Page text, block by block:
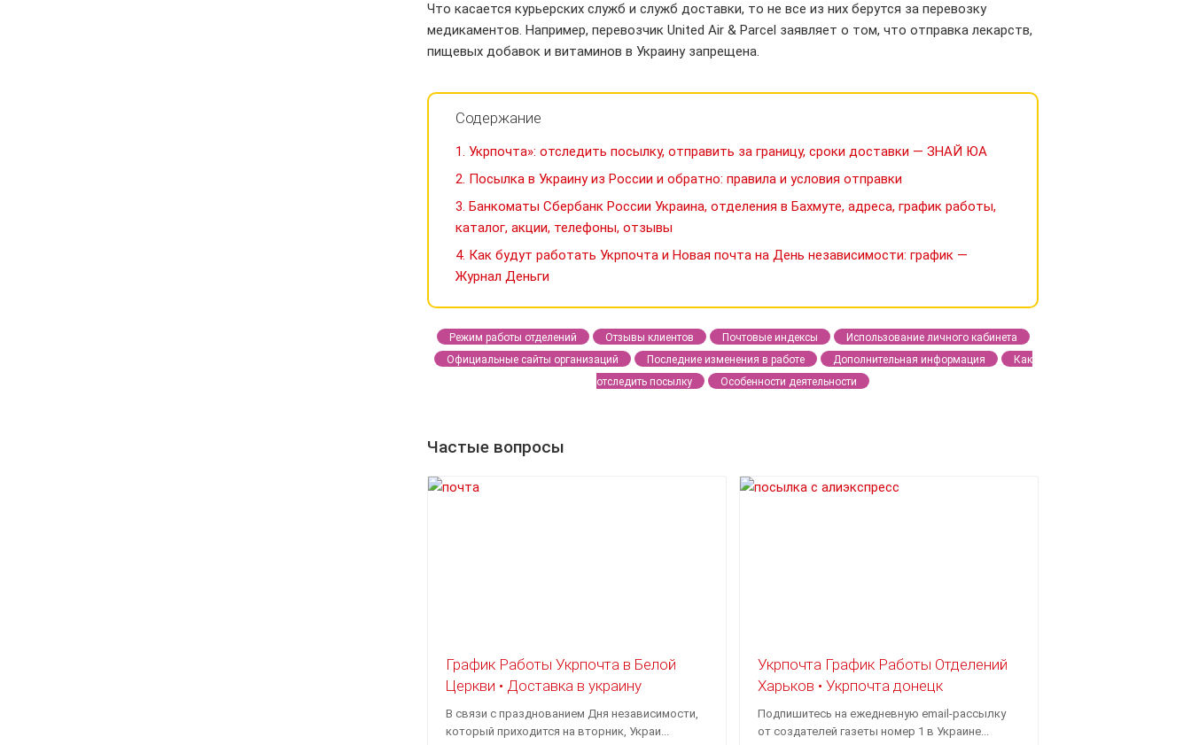
Что касается курьерских служб и служб доставки, то не все из них берутся за перевозку
медикаментов. Например, перевозчик United Air & Parcel заявляет о том, что отправка лекарств,
пищевых добавок и витаминов в Украину запрещена.
Содержание
1. Укрпочта»: отследить посылку, отправить за границу, сроки доставки — ЗНАЙ ЮА
2. Посылка в Украину из России и обратно: правила и условия отправки
3. Банкоматы Сбербанк России Украина, отделения в Бахмуте, адреса, график работы,
каталог, акции, телефоны, отзывы
4. Как будут работать Укрпочта и Новая почта на День независимости: график —
Журнал Деньги
Режим работы отделений Отзывы клиентов Почтовые индексы
Использование личного кабинета
Официальные сайты организаций
Последние изменения в работе Дополнительная информация
Как
отследить посылку
Особенности деятельности
Частые вопросы
График Работы Укрпочта в Белой
Церкви • Доставка в украину
В связи с празднованием Дня независимости,
который приходится на вторник, Украи...
Укрпочта График Работы Отделений
Харьков • Укрпочта донецк
Подпишитесь на ежедневную еmail-рассылку
от создателей газеты номер 1 в Украине...